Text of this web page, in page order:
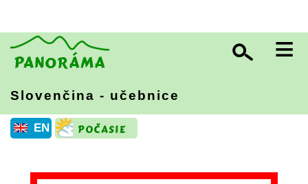
≡
Slovenčina - učebnice
EN